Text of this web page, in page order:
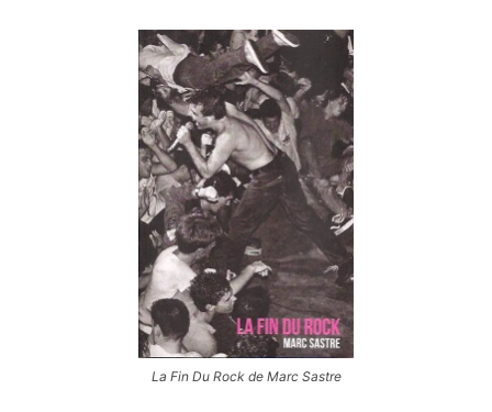
La Fin Du Rock de Marc Sastre